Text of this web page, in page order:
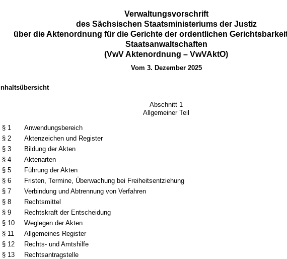
Verwaltungsvorschrift
des Sächsischen Staatsministeriums der Justiz
über die Aktenordnung für die Gerichte der ordentlichen
Staatsanwaltschaften
(VwV Aktenordnung – VwVAktO)
Vom 3. Dezember 2025
Inhaltsübersicht
Abschnitt 1
Allgemeiner Teil
§ 1
Anwendungsbereich
§ 2
Aktenzeichen und Register
§ 3
Bildung der Akten
§ 4
Aktenarten
§ 5
Führung der Akten
§ 6
Fristen, Termine, Überwachung bei Freiheitsentziehung
§ 7
Verbindung und Abtrennung von Verfahren
§ 8
Rechtsmittel
§ 9
Rechtskraft der Entscheidung
§ 10
Weglegen der Akten
§ 11
Allgemeines Register
§ 12
Rechts- und Amtshilfe
§ 13
Rechtsantragstelle